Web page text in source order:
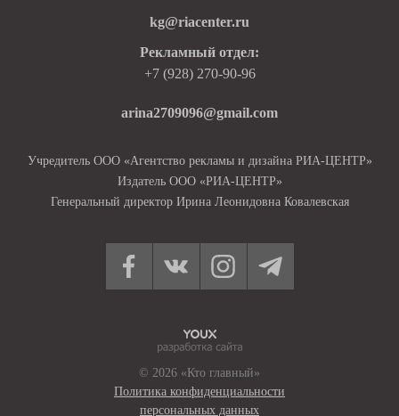
kg@riacenter.ru
Рекламный отдел:
+7 (928) 270-90-96
arina2709096@gmail.com
Учредитель ООО «Агентство рекламы и дизайна РИА-ЦЕНТР»
Издатель ООО «РИА-ЦЕНТР»
Генеральный директор Ирина Леонидовна Ковалевская
© 2026 «Кто главный»
Политика конфиденциальности
персональных данных